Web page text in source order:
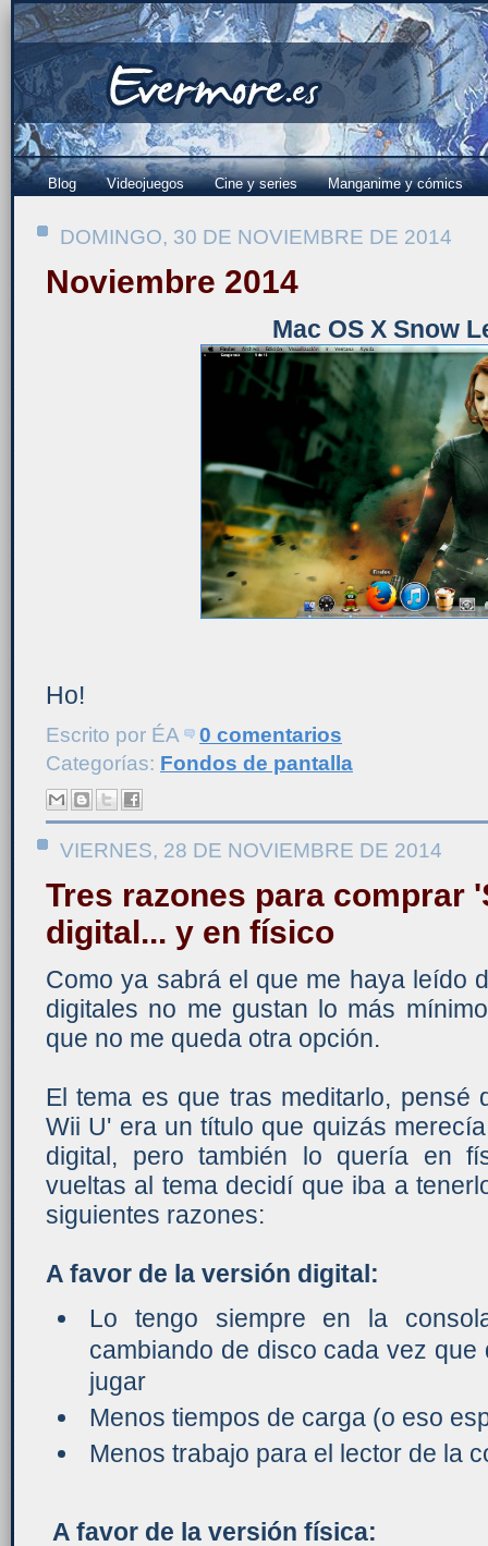
Blog Videojuegos Cine y series Manganime y cómics
DOMINGO, 30 DE NOVIEMBRE DE 2014
Noviembre 2014
Mac OS X Snow
Ho!
Escrito por ÉA
0 comentarios
Categorías: Fondos de pantalla
VIERNES, 28 DE NOVIEMBRE DE 2014
Tres razones para comprar
digital... y en físico
Como ya sabrá el que me haya leído
digitales no me gustan lo más
que no me queda otra opción.
El tema es que tras meditarlo, pensé
Wii U' era un título que quizás
digital, pero también lo quería en
vueltas al tema decidí que iba a
siguientes razones:
A favor de la versión digital:
Lo tengo siempre en la
cambiando de disco cada vez
jugar
Menos tiempos de carga (o eso
Menos trabajo para el lector de la
A favor de la versión física: